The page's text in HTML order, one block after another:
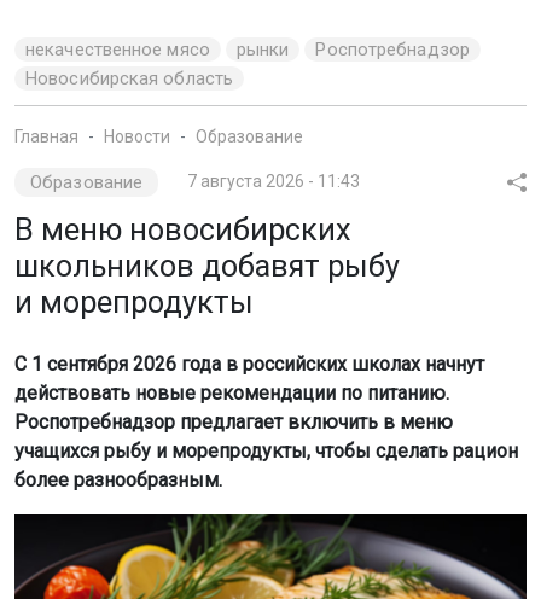
некачественное мясо рынки
Роспотребнадзор
Новосибирская область
Главная Новости Образование
Образование 7 августа 2026 - 11:43
В меню новосибирских
школьников добавят рыбу
и морепродукты
С 1 сентября 2026 года в российских школах начнут
действовать новые рекомендации по питанию.
Роспотребнадзор предлагает включить в меню
учащихся рыбу и морепродукты, чтобы сделать рацион
более разнообразным.